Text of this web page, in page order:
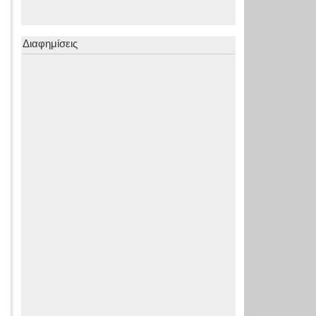
Διαφημίσεις